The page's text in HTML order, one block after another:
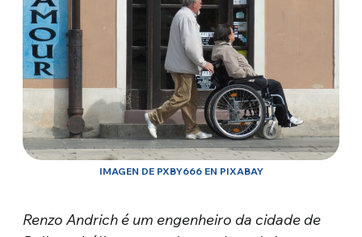
IMAGEN DE PXBY666 EN PIXABAY
Renzo Andrich é um engenheiro da cidade de